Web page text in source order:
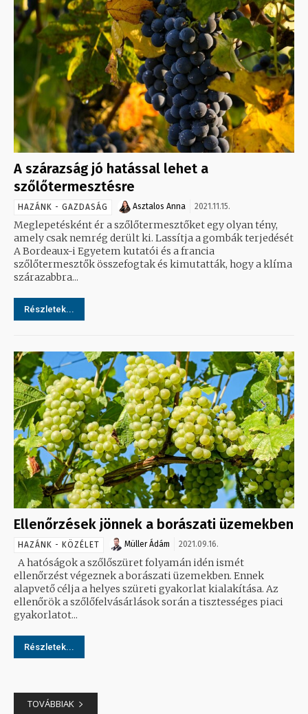
A szárazság jó hatással lehet a
szőlőtermesztésre
HAZÁNK - GAZDASÁG Asztalos Anna 2021.11.15.
Meglepetésként ér a szőlőtermesztőket egy olyan tény,
amely csak nemrég derült ki. Lassítja a gombák terjedését
A Bordeaux-i Egyetem kutatói és a francia
szőlőtermesztők összefogtak és kimutatták, hogy a klíma
szárazabbra...
Részletek...
Ellenőrzések jönnek a borászati üzemekben
HAZÁNK - KÖZÉLET Müller Ádám 2021.09.16.
ellenőrzést végeznek a borászati üzemekben. Ennek
alapvető célja a helyes szüreti gyakorlat kialakítása. Az
ellenőrök a szőlőfelvásárlások során a tisztességes piaci
gyakorlatot...
Részletek...
TOVÁBBIAK